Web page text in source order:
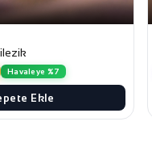
Havaleye %7
Ekle